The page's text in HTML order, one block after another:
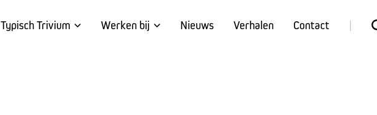
Typisch Trivium Werken bij Nieuws Verhalen Contact